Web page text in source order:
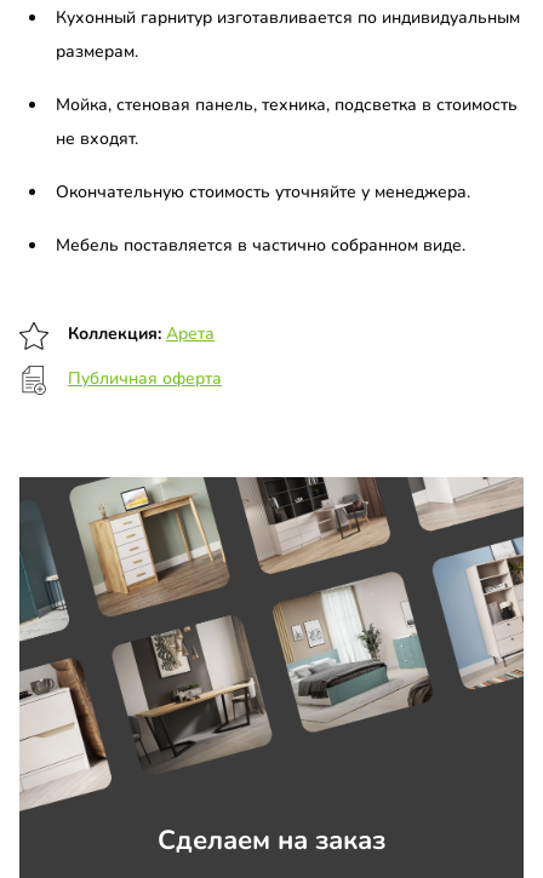
Кухонный гарнитур изготавливается по индивидуальным
размерам.
Мойка, стеновая панель, техника, подсветка в стоимость
не входят.
Окончательную стоимость уточняйте у менеджера.
Мебель поставляется в частично собранном виде.
Коллекция: Арета
Публичная оферта
Сделаем на заказ